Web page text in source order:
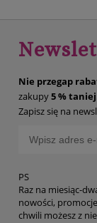
Nie przegap
zakupy5 % taniej
Zapisz się na
PS
Raz na miesiąc-
nowości,